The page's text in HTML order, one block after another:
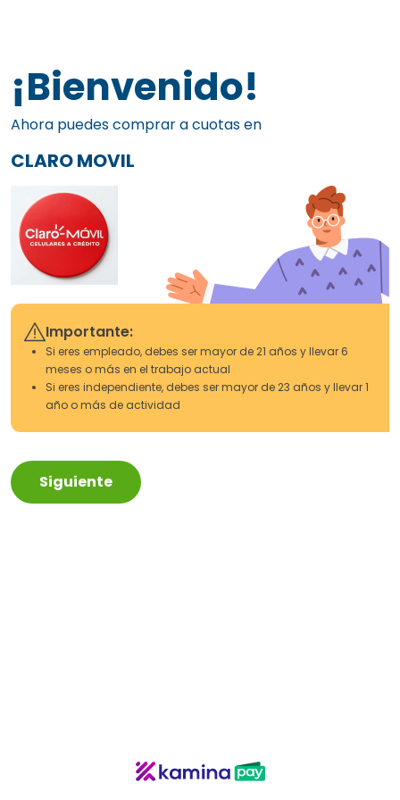
¡Bienvenido!
Ahora puedes comprar a cuotas en
CLARO MOVIL
Importante:
Si eres empleado, debes ser mayor de 21 años y llevar 6
meses o más en el trabajo actual
Si eres independiente, debes ser mayor de 23 años y llevar 1
año o más de actividad
Siguiente